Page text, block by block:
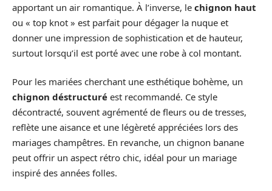
apportant un air romantique. À l’inverse, le chignon haut
ou « top knot » est parfait pour dégager la nuque et
donner une impression de sophistication et de hauteur,
surtout lorsqu’il est porté avec une robe à col montant.
Pour les mariées cherchant une esthétique bohème, un
chignon déstructuré est recommandé. Ce style
décontracté, souvent agrémenté de fleurs ou de tresses,
reflète une aisance et une légèreté appréciées lors des
mariages champêtres. En revanche, un chignon banane
peut offrir un aspect rétro chic, idéal pour un mariage
inspiré des années folles.